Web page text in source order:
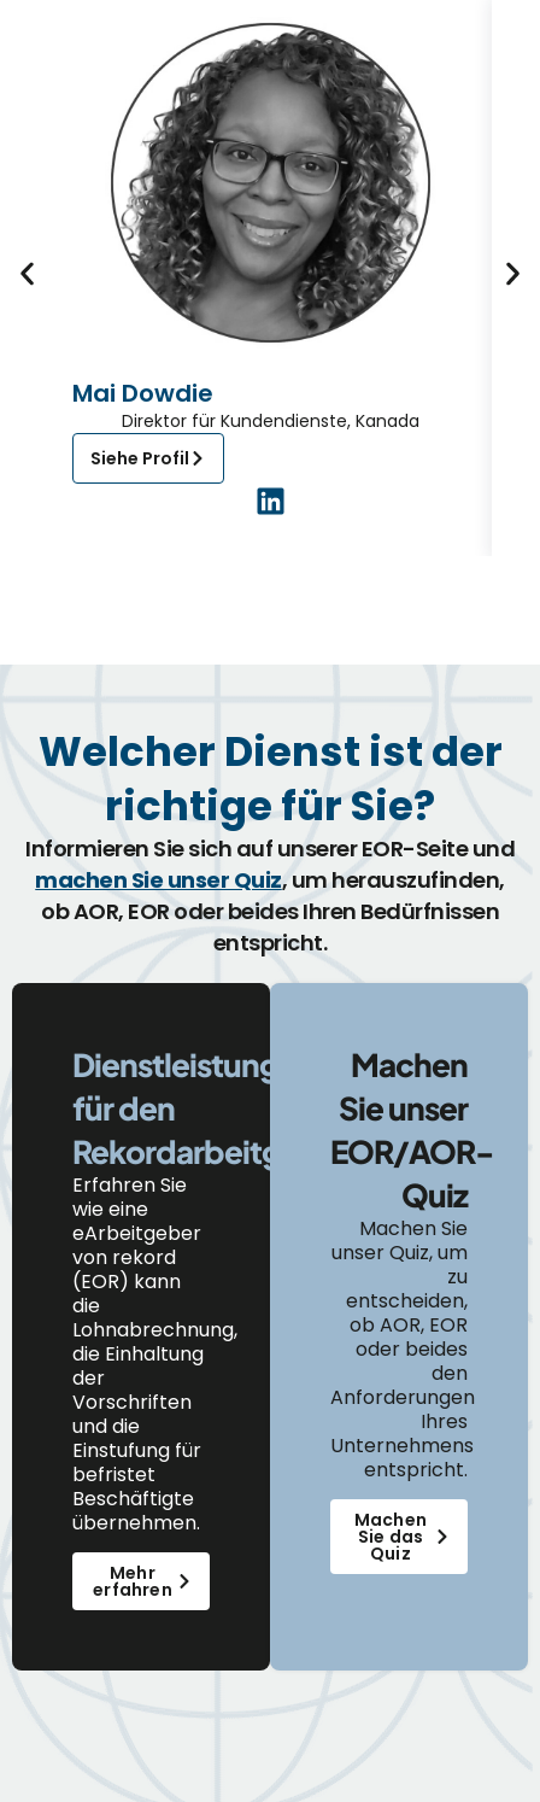
Mai Dowdie
Direktor für Kundendienste, Kanada
Siehe Profil
Welcher Dienst ist der
richtige für Sie?
Informieren Sie sich auf unserer EOR-Seite und
machen Sie unser Quiz, um herauszufinden,
ob AOR, EOR oder beides Ihren Bedürfnissen
entspricht.
Dienstleistungen
für den
Rekordarbeitgeber
Erfahren Sie
wieeine
eArbeitgeber
von rekord
(EOR) kann
die
Lohnabrechnung,
die Einhaltung
der
Vorschriften
und die
Einstufung für
befristet
Beschäftigte
übernehmen.
Mehr
erfahren
Machen
Sie unser
EOR/AOR-
Quiz
Machen Sie
unser Quiz, um
zu
entscheiden,
ob AOR, EOR
oder beides
den
Anforderungen
Ihres
Unternehmens
entspricht.
Machen
Sie das
Quiz